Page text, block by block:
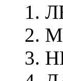
1.
2.
3.